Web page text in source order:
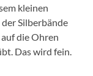
kleinen
Silberbände
die Ohren
Das wird fein.